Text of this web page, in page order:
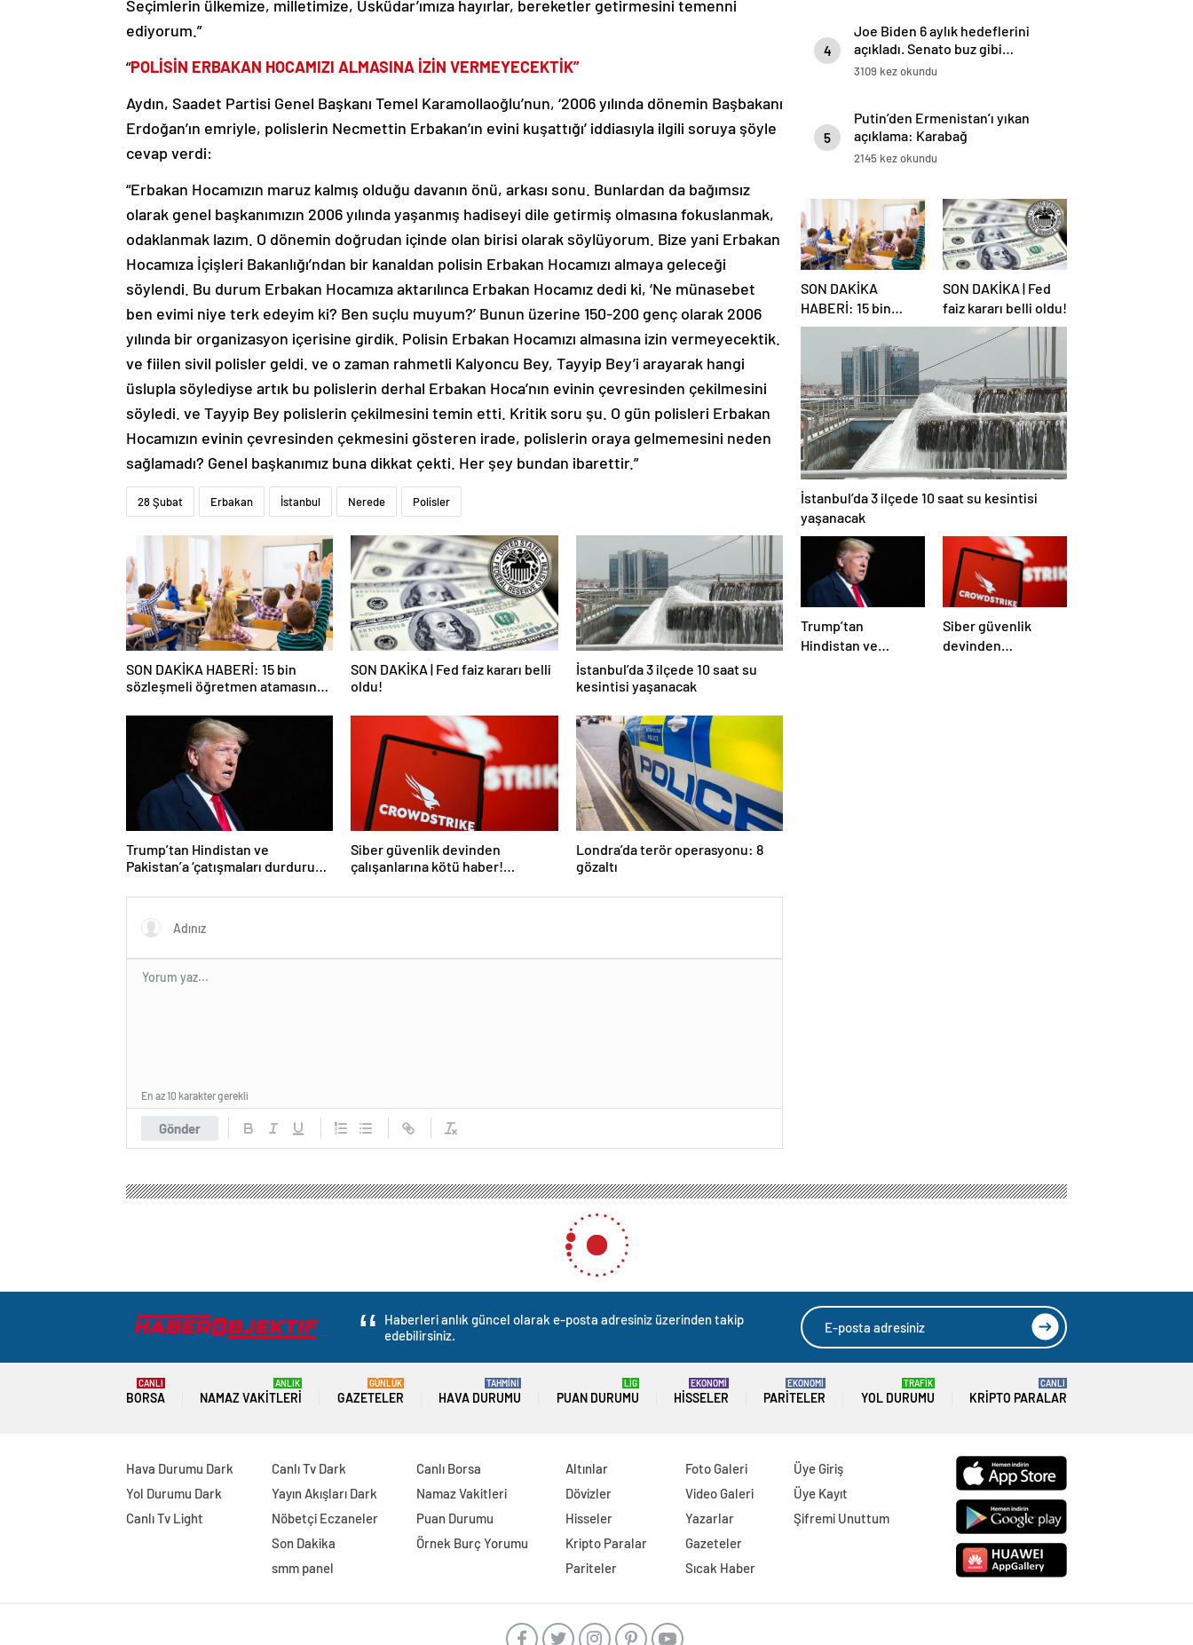
Seçimlerin ülkemize, milletimize, Üsküdar’ımıza hayırlar, bereketler getirmesini temenni
ediyorum.”
“POLİSİN ERBAKAN HOCAMIZI ALMASINA İZİN VERMEYECEKTİK”
Aydın, Saadet Partisi Genel Başkanı Temel Karamollaoğlu’nun, ‘2006 yılında dönemin Başbakanı
Erdoğan’ın emriyle, polislerin Necmettin Erbakan’ın evini kuşattığı’ iddiasıyla ilgili soruya şöyle
cevap verdi:
“Erbakan Hocamızın maruz kalmış olduğu davanın önü, arkası sonu. Bunlardan da bağımsız
olarak genel başkanımızın 2006 yılında yaşanmış hadiseyi dile getirmiş olmasına fokuslanmak,
odaklanmak lazım. O dönemin doğrudan içinde olan birisi olarak söylüyorum. Bize yani Erbakan
Hocamıza İçişleri Bakanlığı’ndan bir kanaldan polisin Erbakan Hocamızı almaya geleceği
söylendi. Bu durum Erbakan Hocamıza aktarılınca Erbakan Hocamız dedi ki, ‘Ne münasebet
ben evimi niye terk edeyim ki? Ben suçlu muyum?’ Bunun üzerine 150-200 genç olarak 2006
yılında bir organizasyon içerisine girdik. Polisin Erbakan Hocamızı almasına izin vermeyecektik.
ve fiilen sivil polisler geldi. ve o zaman rahmetli Kalyoncu Bey, Tayyip Bey’i arayarak hangi
üslupla söylediyse artık bu polislerin derhal Erbakan Hoca’nın evinin çevresinden çekilmesini
söyledi. ve Tayyip Bey polislerin çekilmesini temin etti. Kritik soru şu. O gün polisleri Erbakan
Hocamızın evinin çevresinden çekmesini gösteren irade, polislerin oraya gelmemesini neden
sağlamadı? Genel başkanımız buna dikkat çekti. Her şey bundan ibarettir.”
28 Şubat Erbakan İstanbul Nerede Polisler
SON DAKİKA HABERİ: 15 bin
sözleşmeli öğretmen atamasında
açıklandı
SON DAKİKA | Fed faiz kararı belli
oldu!
İstanbul’da 3 ilçede 10 saat su
kesintisi yaşanacak
Trump’tan Hindistan ve
Pakistan’a ‘çatışmaları durdurun’
Siber güvenlik devinden
çalışanlarına kötü haber!
Londra’da terör operasyonu: 8
gözaltı
Gönder
En az 10 karakter gerekli
4
Joe Biden 6 aylık hedeflerini
açıkladı. Senato buz gibi…
3109 kez okundu
5
Putin’den Ermenistan’ı yıkan
açıklama: Karabağ
Azerbaycan’ın ayrılmaz bir
2145 kez okundu
SON DAKİKA
HABERİ: 15 bin
sözleşmeli
öğretmen
atamasında sözlü
sınava hak kazanan
adaylar açıklandı
SON DAKİKA | Fed
faiz kararı belli oldu!
İstanbul’da 3 ilçede 10 saat su kesintisi
yaşanacak
Trump’tan
Hindistan ve
Siber güvenlik
devinden
Haberleri anlık güncel olarak e-posta adresiniz üzerinden takip
edebilirsiniz.
BORSA
CANLI
NAMAZ VAKITLERI
ANLIK
GAZETELER
GÜNLÜK
HAVA DURUMU
TAHMİNİ
PUAN DURUMU
LİG
HISSELER
EKONOMİ
PARITELER
EKONOMİ
YOL DURUMU
TRAFİK
KRIPTO PARALAR
CANLI
Hava Durumu Dark
Yol Durumu Dark
Canlı Tv Light
Canlı Tv Dark
Yayın Akışları Dark
Nöbetçi Eczaneler
Son Dakika
smm panel
Canlı Borsa
Namaz Vakitleri
Puan Durumu
Örnek Burç Yorumu
Altınlar
Dövizler
Hisseler
Kripto Paralar
Pariteler
Foto Galeri
Video Galeri
Yazarlar
Gazeteler
Sıcak Haber
Üye Giriş
Üye Kayıt
Şifremi Unuttum